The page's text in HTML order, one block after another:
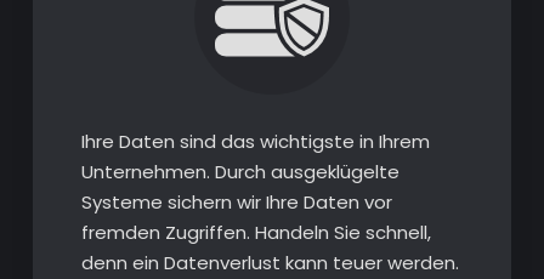
Ihre Daten sind das wichtigste in Ihrem
Unternehmen. Durch ausgeklügelte
Systeme sichern wir Ihre Daten vor
fremden Zugriffen. Handeln Sie schnell,
denn ein Datenverlust kann teuer werden.